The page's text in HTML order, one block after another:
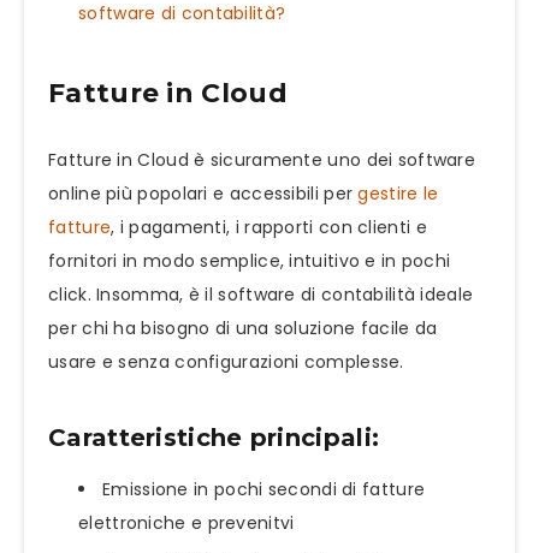
software di contabilità?
Fatture in Cloud
Fatture in Cloud è sicuramente uno dei software
online più popolari e accessibili pergestire le
fatture, i pagamenti, i rapporti con clienti e
fornitori in modo semplice, intuitivo e in pochi
click. Insomma, è il software di contabilità ideale
per chi ha bisogno di una soluzione facile da
usare e senza configurazioni complesse.
Caratteristiche principali:
Emissione in pochi secondi di fatture
elettroniche e prevenitvi